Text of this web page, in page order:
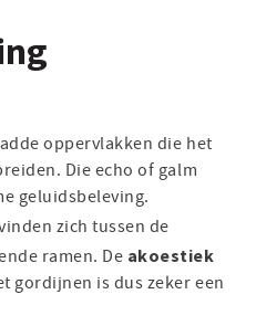
oppervlakken die het
Die echo of galm
geluidsbeleving.
zich tussen de
ramen. De akoestiek
gordijnen is dus zeker een